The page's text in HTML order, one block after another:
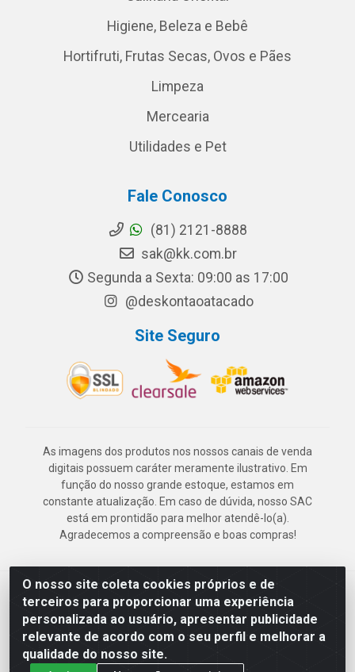
O nosso site coleta cookies próprios e de
terceiros para proporcionar uma experiência
personalizada ao usuário, apresentar publicidade
relevante de acordo com o seu perfil e melhorar a
qualidade do nosso site.
Higiene, Beleza e Bebê
Hortifruti, Frutas Secas, Ovos e Pães
Limpeza
Mercearia
Utilidades e Pet
Fale Conosco
(81) 2121-8888
sak@kk.com.br
Segunda a Sexta: 09:00 as 17:00
@deskontaoatacado
Site Seguro
As imagens dos produtos nos nossos canais de venda
digitais possuem caráter meramente ilustrativo. Em
função do nosso grande estoque, estamos em
constante atualização. Em caso de dúvida, nosso SAC
está em prontidão para melhor atendê-lo(a).
Agradecemos a compreensão e boas compras!
Deskontão Atacado - Av. Marechal Mascarenhas de Morais, 2471 -
Imbiribeira - Recife/PE - CEP 51.150-001 - CNPJ 24.150.377/0003-
57